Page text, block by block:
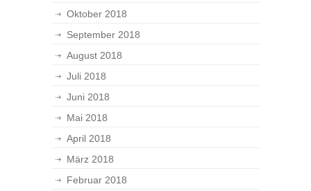
Oktober 2018
September 2018
August 2018
Juli 2018
Juni 2018
Mai 2018
April 2018
März 2018
Februar 2018